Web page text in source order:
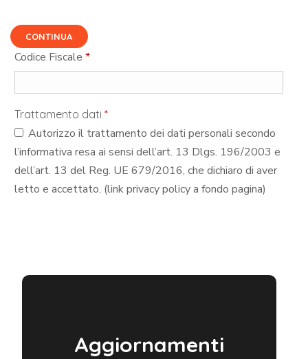
CONTINUA
Codice Fiscale*
Trattamento dati*
Autorizzo il trattamento dei dati personali secondo
l’informativa resa ai sensi dell’art. 13 Dlgs. 196/2003 e
dell’art. 13 del Reg. UE 679/2016, che dichiaro di aver
letto e accettato. (link privacy policy a fondo pagina)
Aggiornamenti